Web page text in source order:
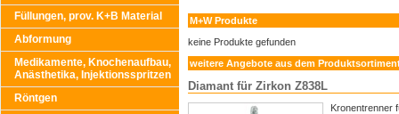
Füllungen, prov. K+B Material
Abformung
Medikamente, Knochenaufbau,
Anästhetika, Injektionsspritzen
Röntgen
M+W Produkte
keine Produkte gefunden
weitere Angebote aus dem
Diamant für Zirkon Z838L
Kronentrenner